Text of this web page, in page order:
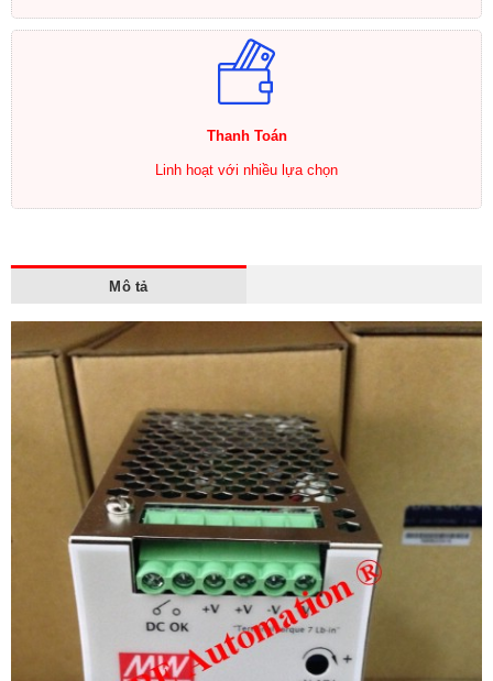
Thanh Toán
Linh hoạt với nhiều lựa chọn
Mô tả